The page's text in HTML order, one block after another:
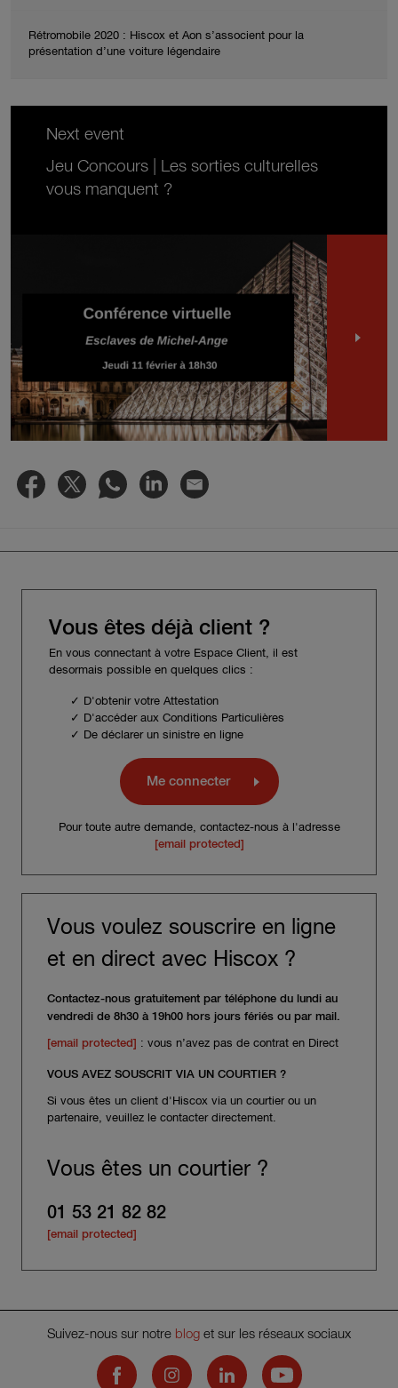
Rétromobile 2020 : Hiscox et Aon s’associent pour la
présentation d’une voiture légendaire
Next event
Jeu Concours | Les sorties culturelles
vous manquent ?
Vous êtes déjà client ?
En vous connectant à votre Espace Client, il est
desormais possible en quelques clics :
✓ D'obtenir votre Attestation
✓ D'accéder aux Conditions Particulières
✓ De déclarer un sinistre en ligne
Me connecter
Pour toute autre demande, contactez-nous à l'adresse
[email protected]
Vous voulez souscrire en ligne
et en direct avec Hiscox ?
Contactez-nous gratuitement par téléphone du lundi au
vendredi de 8h30 à 19h00 hors jours fériés ou par mail.
[email protected] : vous n’avez pas de contrat en Direct
VOUS AVEZ SOUSCRIT VIA UN COURTIER ?
Si vous êtes un client d'Hiscox via un courtier ou un
partenaire, veuillez le contacter directement.
Vous êtes un courtier ?
01 53 21 82 82
[email protected]
Suivez-nous sur notre blog et sur les réseaux sociaux
Hiscox on Facebook
Hiscox on Instagram
Hiscox on LinkedInHiscox on YouTube